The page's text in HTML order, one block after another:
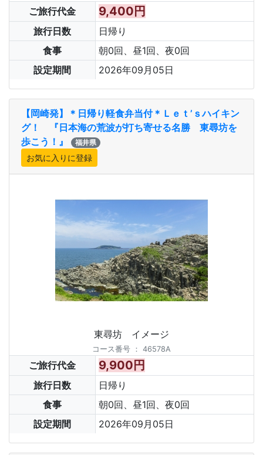
ご旅行代金 9,400円
旅行日数
日帰り
食事
朝0回、昼1回、夜0回
設定期間
2026年09月05日
【岡崎発】＊日帰り軽食弁当付＊Ｌｅｔ’ｓハイキン
グ！ 『日本海の荒波が打ち寄せる名勝 東尋坊を
歩こう！』
福井県
東尋坊 イメージ
コース番号 ： 46578A
ご旅行代金 9,900円
旅行日数
日帰り
食事
朝0回、昼1回、夜0回
設定期間
2026年09月05日